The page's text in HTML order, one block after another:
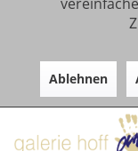
Ablehnen